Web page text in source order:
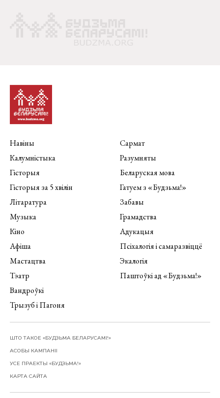
Навіны
Калумністыка
Гісторыя
Гісторыя за 5 хвілін
Літаратура
Музыка
Кіно
Афіша
Мастацтва
Тэатр
Вандроўкі
Трызуб і Пагоня
Сармат
Разумняты
Беларуская мова
Гатуем з «Будзьма!»
Забавы
Грамадства
Адукацыя
Псіхалогія і самаразвіццё
Экалогія
Паштоўкі ад «Будзьма!»
ШТО ТАКОЕ «БУДЗЬМА БЕЛАРУСАМІ!»
АСОБЫ КАМПАНІІ
УСЕ ПРАЕКТЫ «БУДЗЬМА!»
КАРТА САЙТА